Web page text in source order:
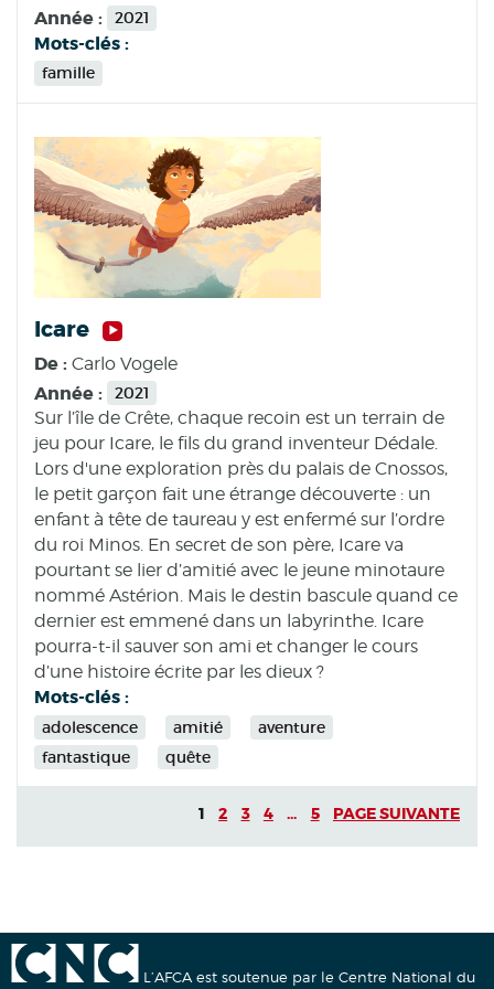
Année : 2021
Mots-clés :
famille
Icare
De : Carlo Vogele
Année : 2021
Sur l’île de Crête, chaque recoin est un terrain de
jeu pour Icare, le fils du grand inventeur Dédale.
Lors d'une exploration près du palais de Cnossos,
le petit garçon fait une étrange découverte : un
enfant à tête de taureau y est enfermé sur l’ordre
du roi Minos. En secret de son père, Icare va
pourtant se lier d’amitié avec le jeune minotaure
nommé Astérion. Mais le destin bascule quand ce
dernier est emmené dans un labyrinthe. Icare
pourra-t-il sauver son ami et changer le cours
d’une histoire écrite par les dieux ?
Mots-clés :
adolescence amitié
aventure
fantastique
quête
1 2 3 4 ... 5 PAGE SUIVANTE
L’AFCA est soutenue par le Centre National du